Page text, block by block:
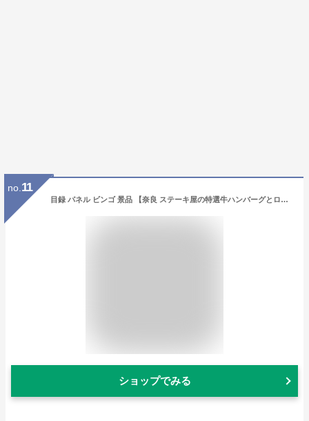
no. 11
目録 パネル ビンゴ 景品 【奈良 ステーキ屋の特選牛ハンバーグとローストビーフ】A3パネル ビンゴ景品 グルメギフト券 パネル付 忘年会 結婚式 二次会 抽選会 ゴルフ コンペ 景品
ショップでみる